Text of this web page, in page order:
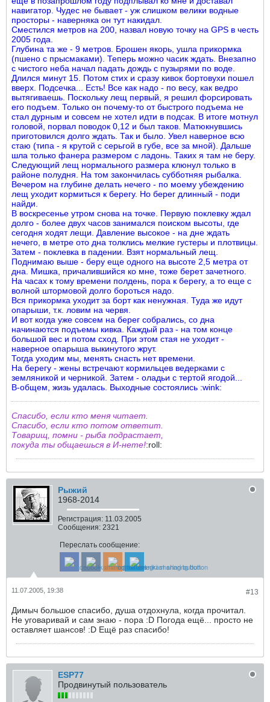
навигатор. Чудес не бывает - уж слишком велики водные
просторы - наверняка он тут накидал.
Сместился метров на 200, назвал новую точку на GPS в честь
2005 года.
Глубина та же - 9 метров. Брошен якорь, ушла прикормка
(пшено с прысмаками). Теперь можно часик ждать. Внезапно
с чистого неба начал падать дождь с пузырями по воде.
Длился минут 15. Потом стих и сразу кивок бортовухи пошел
вверх. Подсечка... Есть! Все как надо - по весу, как ведро
вытягиваешь. Поскольку лещ первый, я решил форсировать
его подъем. Только он почему-то от быстрого подъема не
стал дурным и совсем не хотел идти в подсак. В итоге мотнул
головой, порвал поводок 0,12 и был таков. Матюкнувшись
приготовился долго ждать. Так и было. Увел наверное всю
стаю (типа - я крутой с серьгой в губе, все за мной). Дальше
шла только фанера размером с ладонь. Таких я там не беру.
Следующий лещ нормального размера клюнул только в
районе полудня. На том закончилась субботняя рыбалка.
Вечером на глубине делать нечего - по моему убеждению
лещ уходит кормиться к берегу. Но берег длинный - поди
найди.
В воскресенье утром снова на точке. Первую поклевку ждал
долго - более двух часов занимался поиском высоты, где
сегодня ходят лещи. Давление высокое - на дне ждать
нечего, в метре ото дна толклись мелкие густеры и плотвицы.
Затем - поклевка в падении. Взят нормальный лещ.
Поднимаю выше - беру еще одного на высоте 2,5 метра от
дна. Мишка, причалившийся ко мне, тоже берет зачетного.
На часах к тому времени полдень, пора к берегу, а то еще с
волной штормовой долго бороться надо.
Вся прикормка уходит за борт как ненужная. Туда же идут
опарыши, т.к. ловим на червя.
И вот когда уже совсем на берег собрались, со дна
начинаются подъемы кивка. Каждый раз - на том конце
большой вес и потом сход. При этом стая не уходит -
наверное опарыша выкинутого жрут.
Тогда уходим мы, менять снасть нет времени.
На берегу - жены встречают кормильцев ведерками с
земляникой и черникой. Затем - оладьи с тертой ягодой...
В-общем, жизь удалась. Выходные состоялись :wink:
Спасибо, если кто меня читает.
Спасибо, если кто потом ответит.
Товарищ, помни - рыба подрастает,
покуда ты общаешься в И-нете!:roll:
Рыжий
1968-2014
Регистрация: 11.03.2005
Сообщения: 2321
Переслать сообщение:
#13
11.07.2005, 19:38
Димыч большое спасибо, душа отдохнула, когда прочитал.
Не уговаривай и сам знаю - пора :D Погода ещё... просто не
оставляет шансов! :D Ещё раз спасибо!
ESP77
Продвинутый пользователь